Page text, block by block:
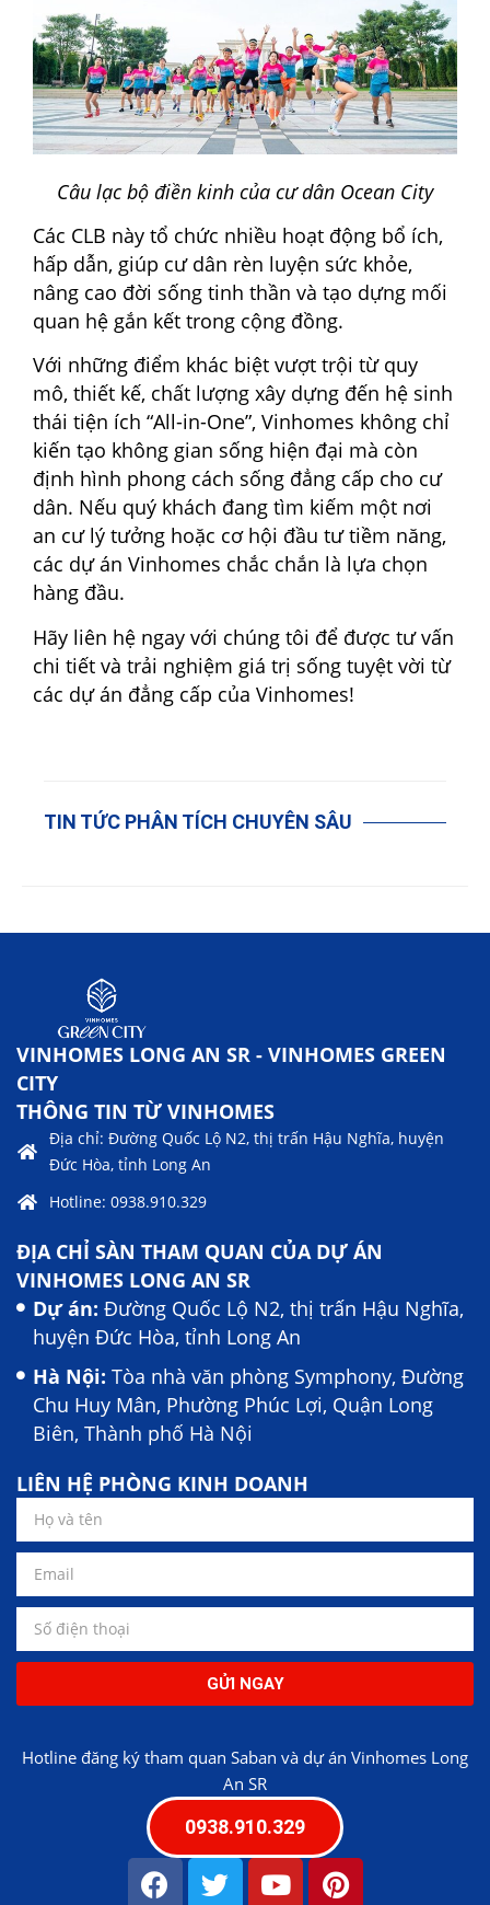
Câu lạc bộ điền kinh của cư dân Ocean City
Các CLB này tổ chức nhiều hoạt động bổ ích,
hấp dẫn, giúp cư dân rèn luyện sức khỏe,
nâng cao đời sống tinh thần và tạo dựng mối
quan hệ gắn kết trong cộng đồng.
Với những điểm khác biệt vượt trội từ quy
mô, thiết kế, chất lượng xây dựng đến hệ sinh
thái tiện ích “All-in-One”, Vinhomes không chỉ
kiến tạo không gian sống hiện đại mà còn
định hình phong cách sống đẳng cấp cho cư
dân. Nếu quý khách đang tìm kiếm một nơi
an cư lý tưởng hoặc cơ hội đầu tư tiềm năng,
các dự án Vinhomes chắc chắn là lựa chọn
hàng đầu.
Hãy liên hệ ngay với chúng tôi để được tư vấn
chi tiết và trải nghiệm giá trị sống tuyệt vời từ
các dự án đẳng cấp của Vinhomes!
TIN TỨC PHÂN TÍCH CHUYÊN SÂU
VINHOMES LONG AN SR - VINHOMES GREEN
CITY
THÔNG TIN TỪ VINHOMES
Địa chỉ: Đường Quốc Lộ N2, thị trấn Hậu Nghĩa, huyện
Đức Hòa, tỉnh Long An
Hotline: 0938.910.329
ĐỊA CHỈ SÀN THAM QUAN CỦA DỰ ÁN
VINHOMES LONG AN SR
Dự án: Đường Quốc Lộ N2, thị trấn Hậu Nghĩa,
huyện Đức Hòa, tỉnh Long An
Hà Nội: Tòa nhà văn phòng Symphony, Đường
Chu Huy Mân, Phường Phúc Lợi, Quận Long
Biên, Thành phố Hà Nội
LIÊN HỆ PHÒNG KINH DOANH
GỬI NGAY
Hotline đăng ký tham quan Saban và dự án Vinhomes Long
An SR
0938.910.329